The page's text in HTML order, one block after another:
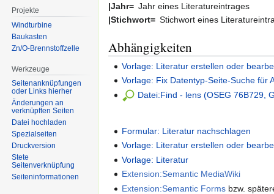
|Jahr= Jahr eines Literatureintrages
|Stichwort= Stichwort eines
Abhängigkeiten
Vorlage: Literatur erstellen oder
Vorlage: Fix Datentyp-Seite-Suche für
Datei:Find - lens (OSEG 76B729,
Formular: Literatur nachschlagen
Vorlage: Literatur erstellen oder
Vorlage: Literatur
Extension:Semantic MediaWiki
Extension:Semantic Forms bzw.
Projekte
Windturbine
Baukasten
Zn/O-Brennstoffzelle
Werkzeuge
Seitenanknüpfungen
oder Links hierher
Änderungen an
verknüpften Seiten
Datei hochladen
Spezialseiten
Druckversion
Stete
Seitenverknüpfung
Seiten­informationen